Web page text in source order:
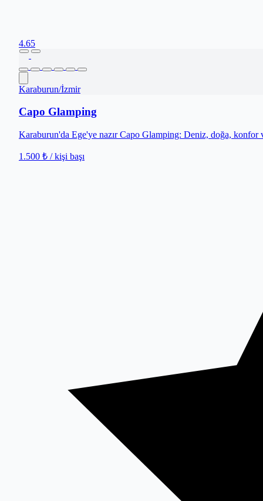
4.65
Karaburun/İzmir
Capo Glamping
Karaburun'da Ege'ye nazır Capo Glamping: Deniz, doğa, konfor
1.500 ₺ / kişi başı